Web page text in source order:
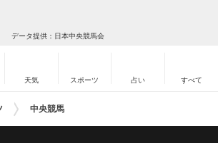
データ提供：日本中央競馬会
天気 スポーツ 占い すべて
中央競馬